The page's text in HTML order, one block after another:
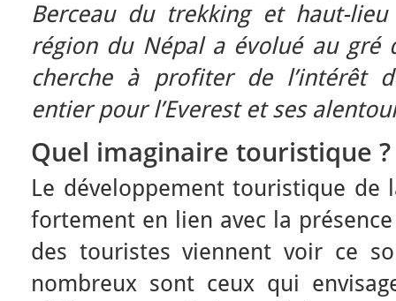
Berceau du trekking et haut-lieu
région du Népal a évolué au gré
cherche à profiter de l’intérêt
entier pour l’Everest et ses
Quel imaginaire touristique ?
Le développement touristique de
fortement en lien avec la
des touristes viennent voir ce
nombreux sont ceux qui